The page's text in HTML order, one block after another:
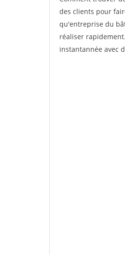
des clients pour
qu'entreprise du
réaliser
instantannée avec